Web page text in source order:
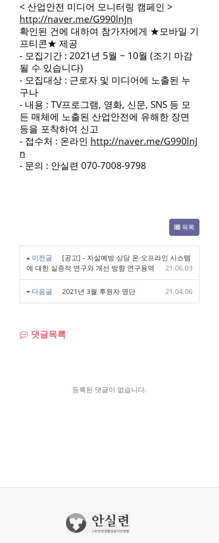
< 산업안전 미디어 모니터링 캠페인 >
http://naver.me/G990lnJn
확인된 건에 대하여 참가자에게 ★모바일 기
프티콘★ 제공
- 모집기간 : 2021년 5월 ~ 10월 (조기 마감
될 수 있습니다)
- 모집대상 : 근로자 및 미디어에 노출된 누
구나
- 내용 : TV프로그램, 영화, 신문, SNS 등 모
든 매체에 노출된 산업안전에 유해한 장면
등을 포착하여 신고
- 접수처 : 온라인 http://naver.me/G990lnJ
n
- 문의 : 안실련 070-7008-9798
목록
이전글
[공고] - 자살예방 상담 온ᐧ오프라인 시스템
에 대한 실증적 연구와 개선 방향 연구용역
21.06.03
다음글 2021년 3월 후원자 명단 21.04.06
댓글목록
등록된 댓글이 없습니다.